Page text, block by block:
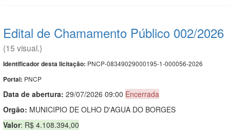
Edital de Chamamento Público 002/2026
(15 visual.)
Identificador desta licitação: PNCP-08349029000195-1-000056-2026
Portal: PNCP
Data de abertura: 29/07/2026 09:00 Encerrada
Orgão: MUNICIPIO DE OLHO D'AGUA DO BORGES
Valor: R$ 4.108.394,00